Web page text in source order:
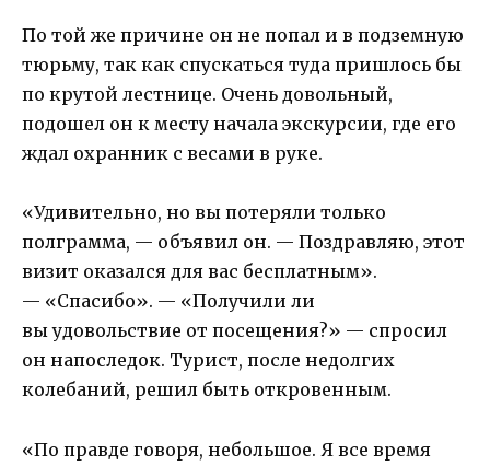
По той же причине он не попал и в подземную
тюрьму, так как спускаться туда пришлось бы
по крутой лестнице. Очень довольный,
подошел он к месту начала экскурсии, где его
ждал охранник с весами в руке.
«Удивительно, но вы потеряли только
полграмма, — объявил он. — Поздравляю, этот
визит оказался для вас бесплатным».
— «Спасибо». — «Получили ли
вы удовольствие от посещения?» — спросил
он напоследок. Турист, после недолгих
колебаний, решил быть откровенным.
«По правде говоря, небольшое. Я все время